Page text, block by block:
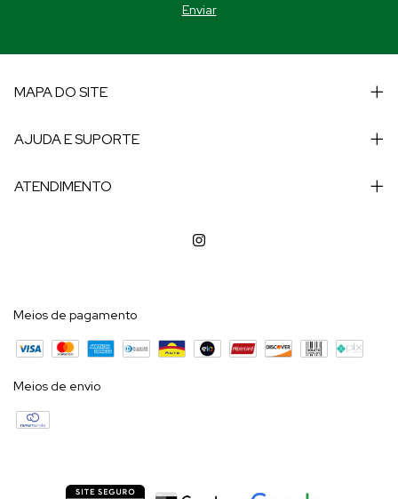
MAPA DO SITE
AJUDA E SUPORTE
ATENDIMENTO
Meios de pagamento
Meios de envio